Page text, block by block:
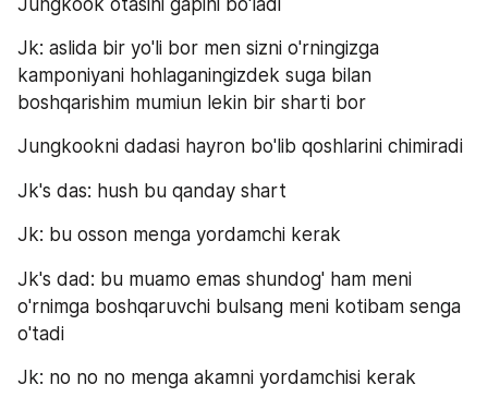
Jk: aslida bir yo'li bor men sizni o'rningizga
kamponiyani hohlaganingizdek suga bilan
boshqarishim mumiun lekin bir sharti bor
Jungkookni dadasi hayron bo'lib qoshlarini chimiradi
Jk's das: hush bu qanday shart
Jk: bu osson menga yordamchi kerak
Jk's dad: bu muamo emas shundog' ham meni
o'rnimga boshqaruvchi bulsang meni kotibam senga
o'tadi
Jk: no no no menga akamni yordamchisi kerak